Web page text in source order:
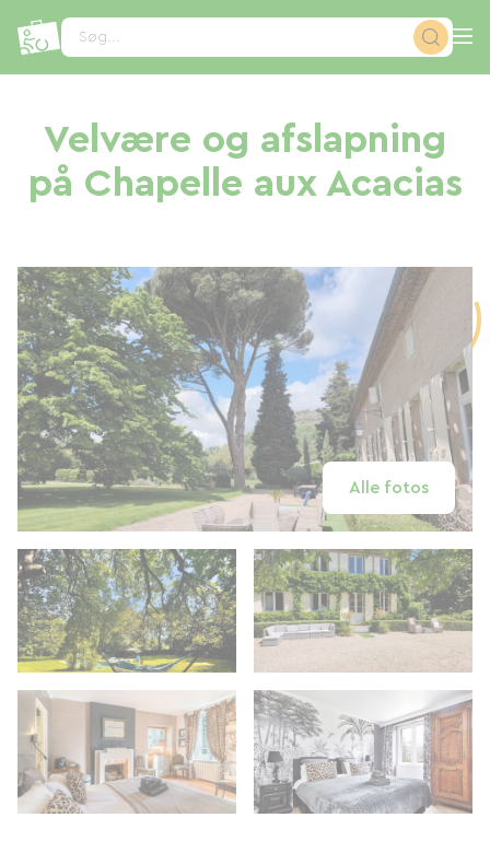
Søg...
Velvære og afslapning
på Chapelle aux Acacias
Alle fotos
CCookie-styringspanel